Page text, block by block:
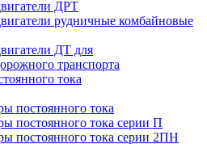
ДРТ
рудничные комбайновые
ДТ для
транспорта
тока
постоянного тока
постоянного тока серии П
постоянного тока серии 2ПН